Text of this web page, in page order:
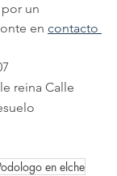
un
en contacto
reina Calle
en elche